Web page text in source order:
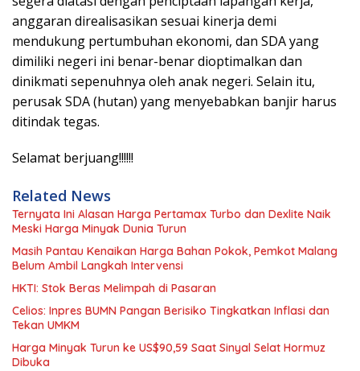
anggaran direalisasikan sesuai kinerja demi
mendukung pertumbuhan ekonomi, dan SDA yang
dimiliki negeri ini benar-benar dioptimalkan dan
dinikmati sepenuhnya oleh anak negeri. Selain itu,
perusak SDA (hutan) yang menyebabkan banjir harus
ditindak tegas.
Selamat berjuang!!!!!!
Related News
Ternyata Ini Alasan Harga Pertamax Turbo dan Dexlite Naik
Meski Harga Minyak Dunia Turun
Masih Pantau Kenaikan Harga Bahan Pokok, Pemkot Malang
Belum Ambil Langkah Intervensi
HKTI: Stok Beras Melimpah di Pasaran
Celios: Inpres BUMN Pangan Berisiko Tingkatkan Inflasi dan
Tekan UMKM
Harga Minyak Turun ke US$90,59 Saat Sinyal Selat Hormuz
Dibuka